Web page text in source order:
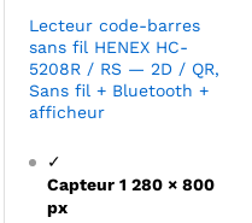
Lecteur code-barres
sans fil HENEX HC-
5208R / RS — 2D / QR,
Sans fil + Bluetooth +
afficheur
✓
Capteur 1 280 × 800
px